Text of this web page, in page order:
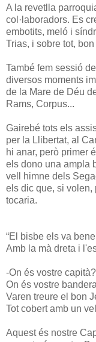
A la revetlla
col·laboradors. Es
embotits, meló i
Trias, i sobre tot,
També fem sessió
diversos moments
de la Mare de Déu
Rams, Corpus...
Gairebé tots els
per la Llibertat, al
hi anar, però primer
els dono una ampla
vell himne dels
els dic que, si volen,
tocaria.
“El bisbe els va
Amb la mà dreta i
-On és vostre capità?
On és vostre
Varen treure el bon
Tot cobert amb un
Aquest és nostre